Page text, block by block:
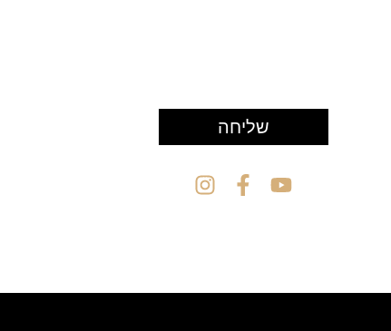
שליחה